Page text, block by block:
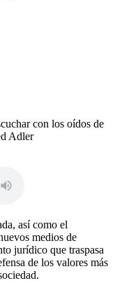
con los oídos de
Adler
así como el
medios de
jurídico que traspasa
de los valores más